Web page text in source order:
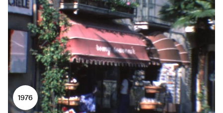
1976